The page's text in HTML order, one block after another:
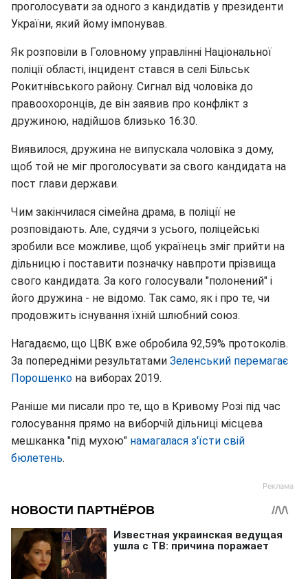
проголосувати за одного з кандидатів у президенти
України, який йому імпонував.
Як розповіли в Головному управлінні Національної
поліції області, інцидент стався в селі Більськ
Рокитнівського району. Сигнал від чоловіка до
правоохоронців, де він заявив про конфлікт з
дружиною, надійшов близько 16:30.
Виявилося, дружина не випускала чоловіка з дому,
щоб той не міг проголосувати за свого кандидата на
пост глави держави.
Чим закінчилася сімейна драма, в поліції не
розповідають. Але, судячи з усього, поліцейські
зробили все можливе, щоб українець зміг прийти на
дільницю і поставити позначку навпроти прізвища
свого кандидата. За кого голосували "полонений" і
його дружина - не відомо. Так само, як і про те, чи
продовжить існування їхній шлюбний союз.
Нагадаємо, що ЦВК вже обробила 92,59% протоколів.
За попередніми результатами Зеленський перемагає
Порошенко на виборах 2019.
Раніше ми писали про те, що в Кривому Розі під час
голосування прямо на виборчій дільниці місцева
мешканка "під мухою" намагалася з'їсти свій
бюлетень.